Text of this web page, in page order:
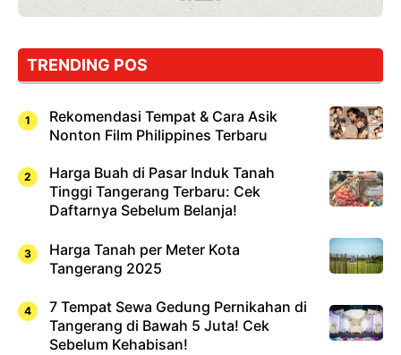
Dicoba,
Cuma
Sushi!
TRENDING POS
Rekomendasi Tempat & Cara Asik
Nonton Film Philippines Terbaru
Harga Buah di Pasar Induk Tanah
Tinggi Tangerang Terbaru: Cek
Daftarnya Sebelum Belanja!
Harga Tanah per Meter Kota
Tangerang 2025
7 Tempat Sewa Gedung Pernikahan di
Tangerang di Bawah 5 Juta! Cek
Sebelum Kehabisan!